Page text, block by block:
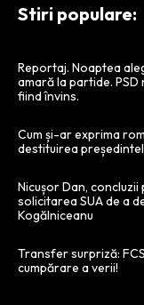
Stiri populare:
Reportaj. Noaptea
amară la partide. PSD
fiind învins.
Cum și-ar exprima
destituirea
Nicușor Dan,
solicitarea SUA de a
Kogălniceanu
Transfer surpriză:
cumpărare a verii!